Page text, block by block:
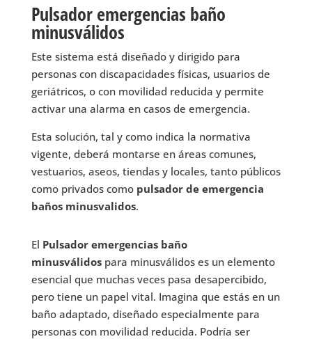
Pulsador emergencias baño
minusválidos
Este sistema está diseñado y dirigido para
personas con discapacidades físicas, usuarios de
geriátricos, o con movilidad reducida y permite
activar una alarma en casos de emergencia.
Esta solución, tal y como indica la normativa
vigente, deberá montarse en áreas comunes,
vestuarios, aseos, tiendas y locales, tanto públicos
como privados como pulsador de emergencia
baños minusvalidos.
El Pulsador emergencias baño
minusválidospara minusválidos es un elemento
esencial que muchas veces pasa desapercibido,
pero tiene un papel vital. Imagina que estás en un
baño adaptado, diseñado especialmente para
personas con movilidad reducida. Podría ser